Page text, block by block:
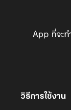
App ที่จะท
วิธีการใช้งาน